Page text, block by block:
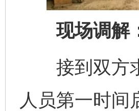
现场调解：
接到双方求
人员第一时间